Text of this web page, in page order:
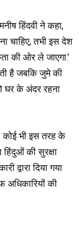
हिंदवी ने कहा,
चाहिए, तभी इस देश
की ओर ले जाएगा.’
है जबकि जुमे की
घर के अंदर रहना
कोई भी इस तरह के
की सुरक्षा
द्वारा दिया गया
अधिकारियों की